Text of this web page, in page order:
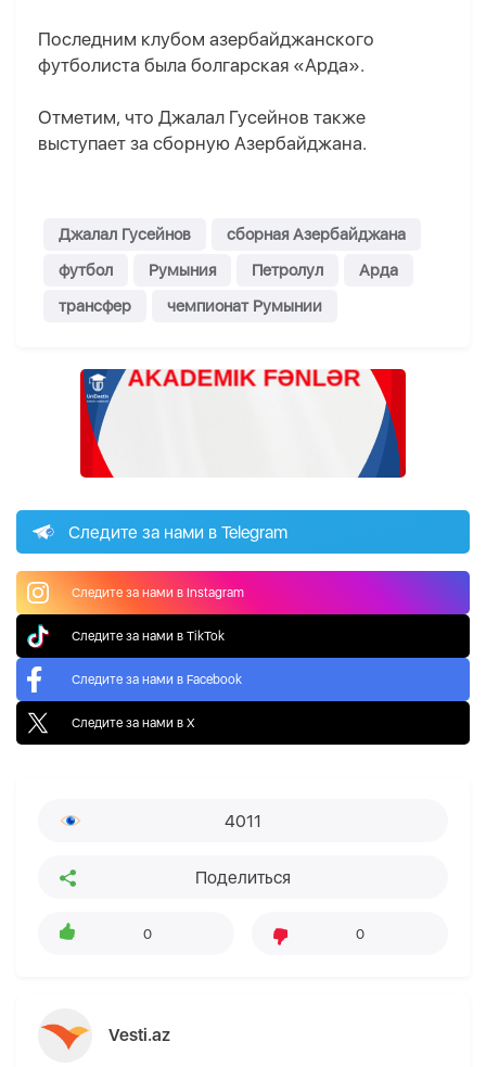
Последним клубом азербайджанского
футболиста была болгарская «Арда».
Отметим, что Джалал Гусейнов также
выступает за сборную Азербайджана.
Джалал Гусейнов
сборная Азербайджана
футбол
Румыния Петролул
Арда
трансфер
чемпионат Румынии
Следите за нами в Telegram
Следите за нами в Instagram
Следите за нами в TikTok
Следите за нами в Facebook
Следите за нами в X
4011
Поделиться
0 0
Vesti.az